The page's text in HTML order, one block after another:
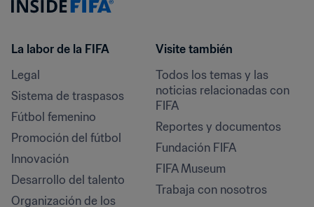
La labor de la FIFA
Legal
Sistema de traspasos
Fútbol femenino
Promoción del fútbol
Innovación
Desarrollo del talento
Organización de los
Visite también
Todos los temas y las
noticias relacionadas con
FIFA
Reportes y documentos
Fundación FIFA
FIFA Museum
Trabaja con nosotros